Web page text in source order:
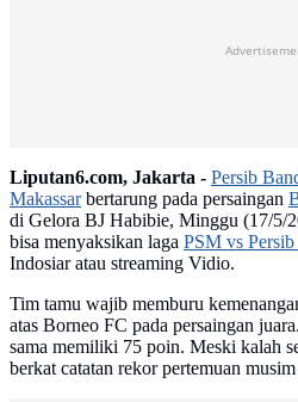
Liputan6.com, Jakarta - Persib
Makassarbertarung pada persaingan
di Gelora BJ Habibie, Minggu (17/5/
bisa menyaksikan laga PSM vs
Indosiar atau streaming Vidio.
Tim tamu wajib memburu
atas Borneo FC pada persaingan
sama memiliki 75 poin. Meski kalah
berkat catatan rekor pertemuan